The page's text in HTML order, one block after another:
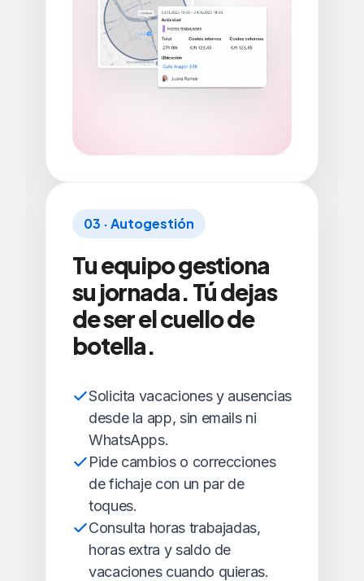
03 · Autogestión
Tu equipo gestiona
su jornada. Tú dejas
de ser el cuello de
botella.
Solicita vacaciones y ausencias
desde la app, sin emails ni
WhatsApps.
Pide cambios o correcciones
de fichaje con un par de
toques.
Consulta horas trabajadas,
horas extra y saldo de
vacaciones cuando quieras.